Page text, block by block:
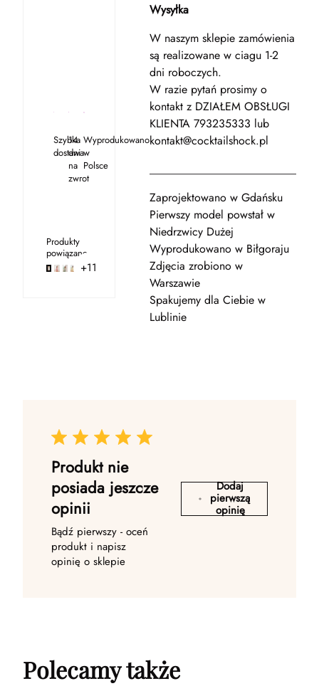
Szybka
dostawa
14
dni
na
zwrot
Wyprodukowano
w
Polsce
Produkty
powiązane
+11
Wysyłka
W naszym sklepie zamówienia
są realizowane w ciagu 1-2
dni roboczych.
W razie pytań prosimy o
kontakt z DZIAŁEM OBSŁUGI
KLIENTA 793235333 lub
kontakt@cocktailshock.pl
Zaprojektowano w Gdańsku
Pierwszy model powstał w
Niedrzwicy Dużej
Wyprodukowano w Biłgoraju
Zdjęcia zrobiono w
Warszawie
Spakujemy dla Ciebie w
Lublinie
Produkt nie
posiada jeszcze
opinii
Bądź pierwszy - oceń
produkt i napisz
opinię o sklepie
Dodaj
pierwszą
opinię
Polecamy także